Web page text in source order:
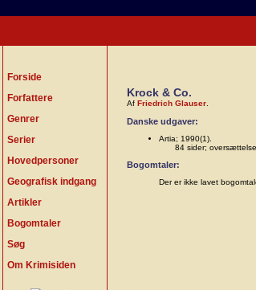
Forside
Forfattere
Genrer
Serier
Hovedpersoner
Geografisk indgang
Artikler
Bogomtaler
Søg
Om Krimisiden
Krock & Co.
Af Friedrich Glauser
Danske udgaver:
Artia; 1990(1).
84 sider;
Bogomtaler:
Der er ikke lavet